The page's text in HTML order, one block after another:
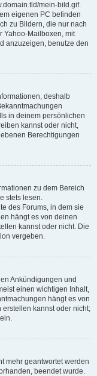
mein-bild.gif.
eigenen PC befinden
zu Bildern, die nur nach
Yahoo-Mailboxen, mit
anzuzeigen, benutze den
deshalb
in deinem persönlichen
kannst oder nicht,
Berechtigungen
zu dem Bereich
stets lesen.
des Forums, in dem sie
hängt es von deinen
kannst oder nicht. Die
vergeben.
Ankündigungen und
einen wichtigen Inhalt,
hängt es von
kannst oder nicht;
mehr geantwortet werden
beendet wurde.